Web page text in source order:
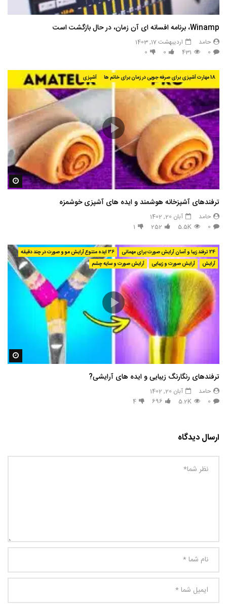
Winamp، برنامه افسانه ای آن زمان، در حال بازگشت است
حامد
اردیبهشت 17, 1403
0
431
0
0
18 مهارت آشپزی برای صرفه جویی در زمان برای خانم ها آشپزی
ترفندهای آشپزخانه هوشمند و ایده های آشپزی خوشمزه
حامد
آبان 20, 1402
0
5.5K
252
1
24 ترفند زیبا و آسان آرایش صورت برای مهمانی
36 ایده متنوع آرایش مو و صورت در چند دقیقه
آرایش
آرایش صورت و زیبایی آرایش صورت و سایه چشم
ترفندهای رنگارنگ زیبایی و ایده های آرایشی?
حامد
آبان 20, 1402
0
5.2K
696
4
ارسال دیدگاه